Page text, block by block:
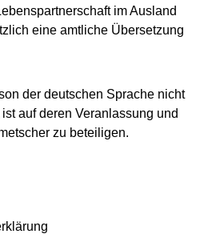
im Ausland
eine amtliche Übersetzung
der deutschen Sprache nicht
auf deren Veranlassung und
zu beteiligen.